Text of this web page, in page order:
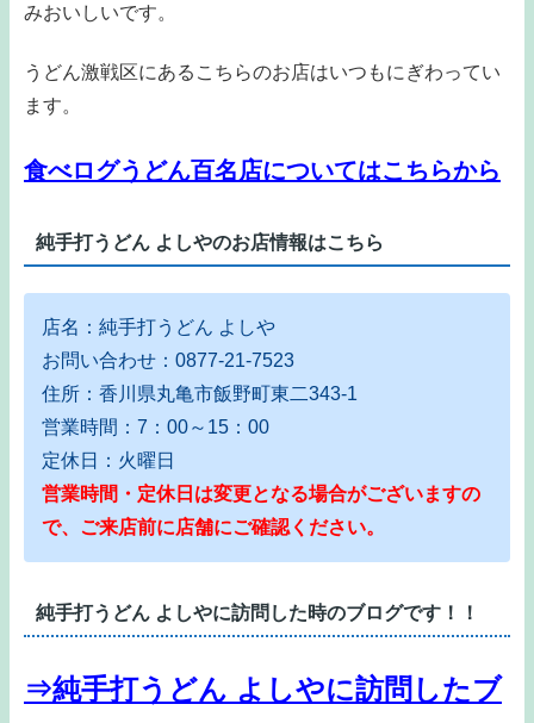
みおいしいです。
うどん激戦区にあるこちらのお店はいつもにぎわってい
ます。
食べログうどん百名店についてはこちらから
純手打うどん よしやのお店情報はこちら
店名：純手打うどん よしや
お問い合わせ：0877-21-7523
住所：香川県丸亀市飯野町東二343-1
営業時間：7：00～15：00
定休日：火曜日
営業時間・定休日は変更となる場合がございますの
で、ご来店前に店舗にご確認ください。
純手打うどん よしやに訪問した時のブログです！！
⇒純手打うどん よしやに訪問したブ